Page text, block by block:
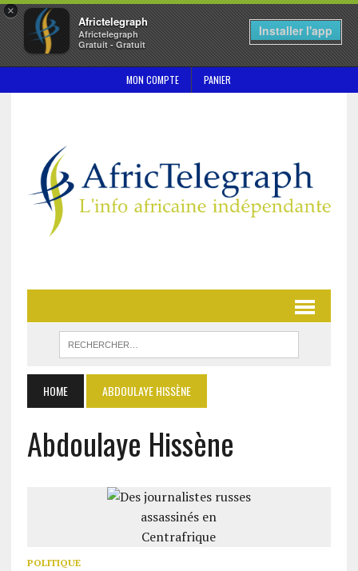
×
Africtelegraph
Africtelegraph
Gratuit - Gratuit
Installer l'app
MON COMPTE PANIER
HOME ABDOULAYE HISSÈNE
Abdoulaye Hissène
POLITIQUE